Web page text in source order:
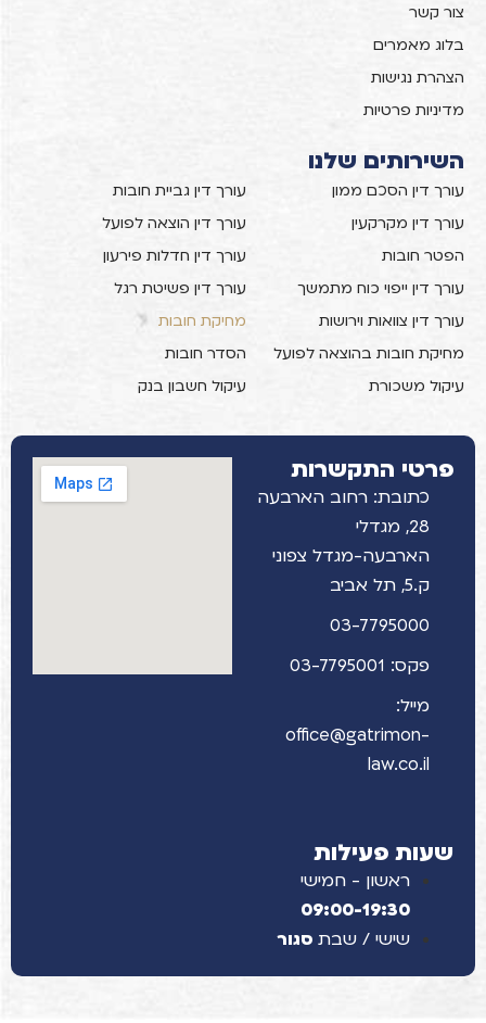
צור קשר
בלוג מאמרים
הצהרת נגישות
מדיניות פרטיות
השירותים שלנו
עורך דין הסכם ממון
עורך דין גביית חובות
עורך דין מקרקעין
עורך דין הוצאה לפועל
הפטר חובות
עורך דין חדלות פירעון
עורך דין ייפוי כוח מתמשך
עורך דין פשיטת רגל
עורך דין צוואות וירושות
מחיקת חובות
מחיקת חובות בהוצאה לפועל
הסדר חובות
עיקול משכורת
עיקול חשבון בנק
פרטי התקשרות
כתובת: רחוב הארבעה
28, מגדלי
הארבעה-מגדל צפוני
ק.5, תל אביב
03-7795000
פקס: 03-7795001
מייל:
office@gatrimon-
law.co.il
שעות פעילות
ראשון - חמישי
09:00-19:30
שישי / שבת סגור